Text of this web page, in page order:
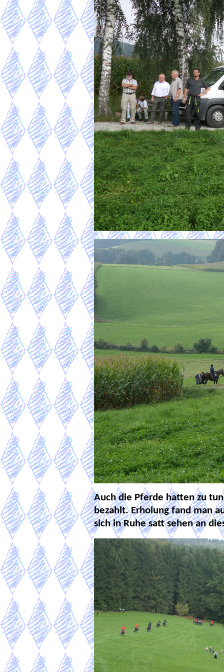
Auch die Pferde hatten zu
bezahlt. Erholung fand man
sich in Ruhe satt sehen an